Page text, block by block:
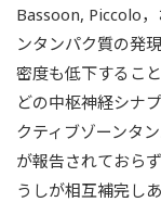
（C）膵臓β細
VDCCの数に
し，インスリ
アウトマウス
乱れ，シナプ
る．
Bassoon, Piccolo
ンタンパク質の発
密度も低下するこ
どの中枢神経シナ
クティブゾーンタ
が報告されておら
うしが相互補完し